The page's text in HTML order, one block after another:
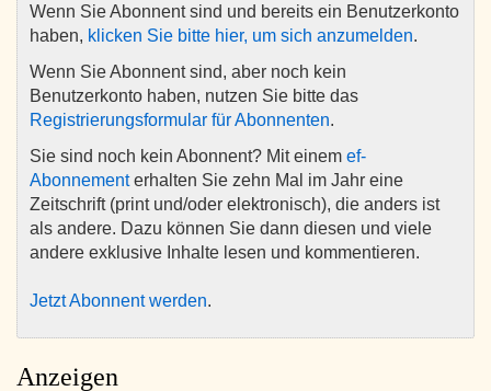
Wenn Sie Abonnent sind und bereits ein Benutzerkonto
haben, klicken Sie bitte hier, um sich anzumelden.
Wenn Sie Abonnent sind, aber noch kein
Benutzerkonto haben, nutzen Sie bitte das
Registrierungsformular für Abonnenten.
Sie sind noch kein Abonnent? Mit einem ef-
Abonnementerhalten Sie zehn Mal im Jahr eine
Zeitschrift (print und/oder elektronisch), die anders ist
als andere. Dazu können Sie dann diesen und viele
andere exklusive Inhalte lesen und kommentieren.
Jetzt Abonnent werden.
Anzeigen